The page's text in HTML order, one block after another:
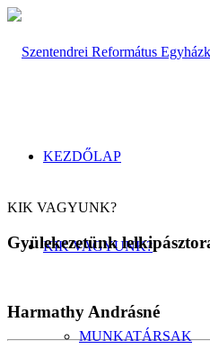
KEZDŐLAP
KIK VAGYUNK?
MUNKATÁRSAK
KIK VAGYUNK?
Gyülekezetünk
Harmathy Andrásné